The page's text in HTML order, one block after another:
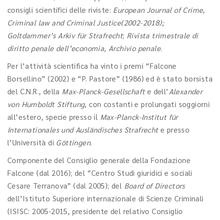
consigli scientifici delle riviste: European Journal of Crime,
Criminal law and Criminal Justice(2002-2018);
Goltdammer’s Arkiv für Strafrecht; Rivista trimestrale di
diritto penale dell’economia, Archivio penale.
Per l’attività scientifica ha vinto i premi “Falcone
Borsellino” (2002) e “P. Pastore” (1986) ed è stato borsista
del C.N.R., della Max-Planck-Gesellschafte dell’ Alexander
von Humboldt Stiftung, con costanti e prolungati soggiorni
all’estero, specie presso il Max-Planck-Institut für
Internationales und Ausländisches Strafrechte presso
l’Università di Göttingen.
Componente del Consiglio generale della Fondazione
Falcone (dal 2016); del “Centro Studi giuridici e sociali
Cesare Terranova” (dal 2005); del Board of Directors
dell’Istituto Superiore internazionale di Scienze Criminali
(ISISC: 2005-2015, presidente del relativo Consiglio